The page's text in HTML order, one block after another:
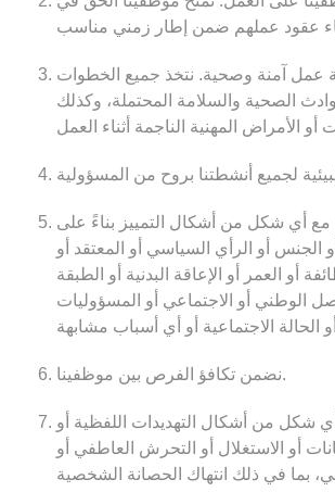
عمل آمنة وصحية. نتخذ جميع الخطوات
الصحية والسلامة المحتملة، وكذلك
مع أي شكل من أشكال التمييز بناءً على
الجنس أو الرأي السياسي أو المعتقد أو
أو العمر أو الإعاقة البدنية أو الطبقة
الوطني أو الاجتماعي أو المسؤوليات
نضمن تكافؤ الفرص بين موظفينا.
شكل من أشكال التهديدات اللفظية أو
أو الاستغلال أو التحرش العاطفي أو